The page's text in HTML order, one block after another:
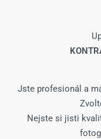
Jste profesionál a
Nejste si jisti